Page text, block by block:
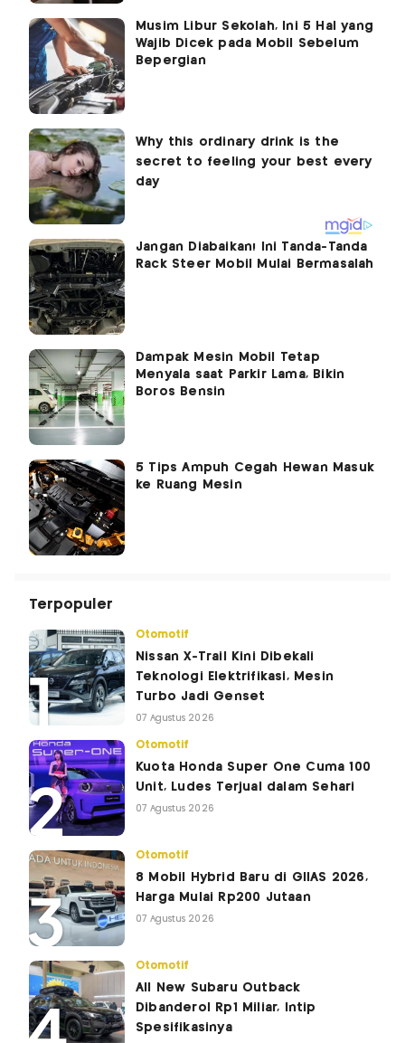
Musim Libur Sekolah, Ini 5 Hal yang
Wajib Dicek pada Mobil Sebelum
Bepergian
Jangan Diabaikan! Ini Tanda-Tanda
Rack Steer Mobil Mulai Bermasalah
Dampak Mesin Mobil Tetap
Menyala saat Parkir Lama, Bikin
Boros Bensin
5 Tips Ampuh Cegah Hewan Masuk
ke Ruang Mesin
Terpopuler
Otomotif
Nissan X-Trail Kini Dibekali
Teknologi Elektrifikasi, Mesin
Turbo Jadi Genset
07 Agustus 2026
Otomotif
Kuota Honda Super One Cuma 100
Unit, Ludes Terjual dalam Sehari
07 Agustus 2026
Otomotif
8 Mobil Hybrid Baru di GIIAS 2026,
Harga Mulai Rp200 Jutaan
07 Agustus 2026
Otomotif
All New Subaru Outback
Dibanderol Rp1 Miliar, Intip
Spesifikasinya